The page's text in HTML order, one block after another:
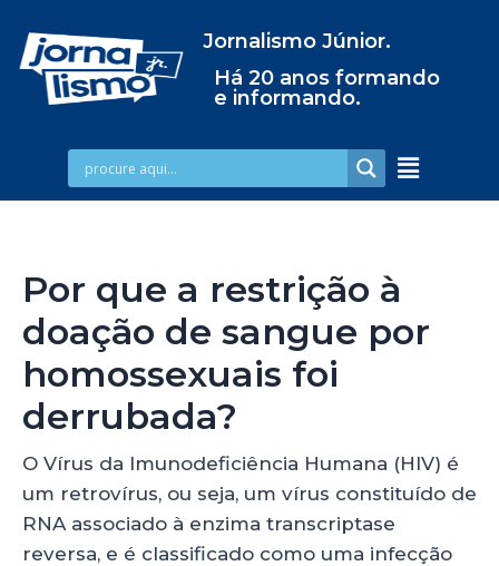
Jornalismo Júnior.
Há 20 anos formando
e informando.
Por que a restrição à
doação de sangue por
homossexuais foi
derrubada?
O Vírus da Imunodeficiência Humana (HIV) é
um retrovírus, ou seja, um vírus constituído de
RNA associado à enzima transcriptase
reversa, e é classificado como uma infecção